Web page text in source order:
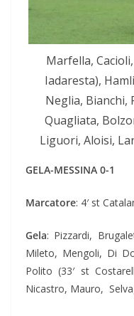
Marfella,
Iadaresta),
Neglia, Bianchi,
Quagliata,
Liguori, Aloisi,
GELA-MESSINA 0-1
Marcatore: 4′ st
Gela: Pizzardi,
Mileto, Mengoli, Di
Polito (33′ st
Nicastro, Mauro,